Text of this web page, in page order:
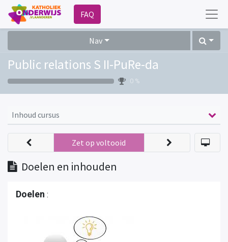
FAQ
Nav
Public relations S II-PuRe-da
0 %
Inhoud cursus
Doelen en inhouden
Zet op voltooid
Doelen :